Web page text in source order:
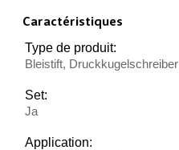
Caractéristiques
Type de produit:
Bleistift, Druckkugelschreiber
Set:
Ja
Application: